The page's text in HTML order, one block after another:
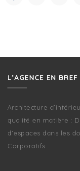
L’AGENCE EN BREF
Architecture
qualité en matière :
d’espaces dans les
Corporatifs.